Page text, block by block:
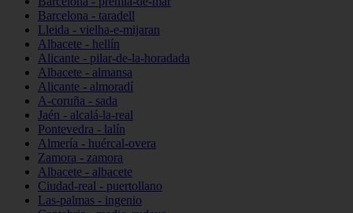
Barcelona - taradell
Lleida - vielha-e-mijaran
Albacete - hellín
Alicante - pilar-de-la-horadada
Albacete - almansa
Alicante - almoradí
A-coruña - sada
Jaén - alcalá-la-real
Pontevedra - lalín
Almería - huércal-overa
Zamora - zamora
Albacete - albacete
Ciudad-real - puertollano
Las-palmas - ingenio